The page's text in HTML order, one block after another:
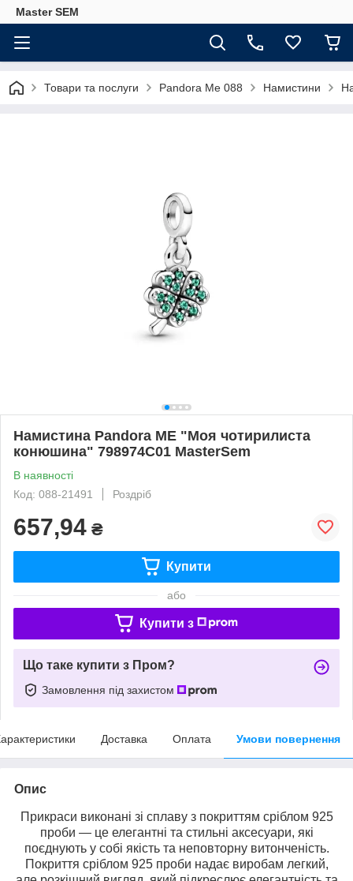
Master SEM
Товари та послуги Pandora Me 088 Намистини
Намистина Pandora ME "Моя чотирилиста
конюшина" 798974C01 MasterSem
В наявності
Код: 088-21491
Роздріб
657,94 ₴
Купити
або
Купити з
Що таке купити з Пром?
Замовлення під захистом
Доставка Оплата Умови повернення
Опис
Прикраси виконані зі сплаву з покриттям сріблом 925
проби — це елегантні та стильні аксесуари, які
поєднують у собі якість та неповторну витонченість.
Покриття сріблом 925 проби надає виробам легкий,